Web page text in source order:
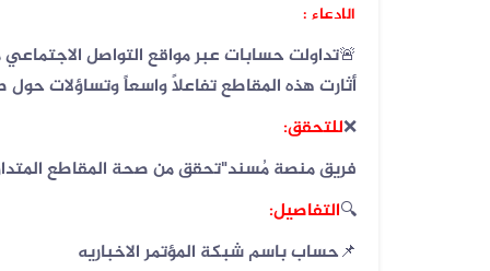
الادعاء :
🚨تداولت حسابات عبر مواقع التواصل
أثارت هذه المقاطع تفاعلاً واسعاً وتساؤلات حول
❌للتحقق:
فريق منصة مُسند"تحقق من صحة المقاطع المتداولة،
🔍التفاصيل:
📌حساب باسم شبكة المؤتمر الاخباريه